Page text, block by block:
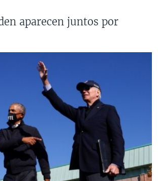
aparecen juntos por